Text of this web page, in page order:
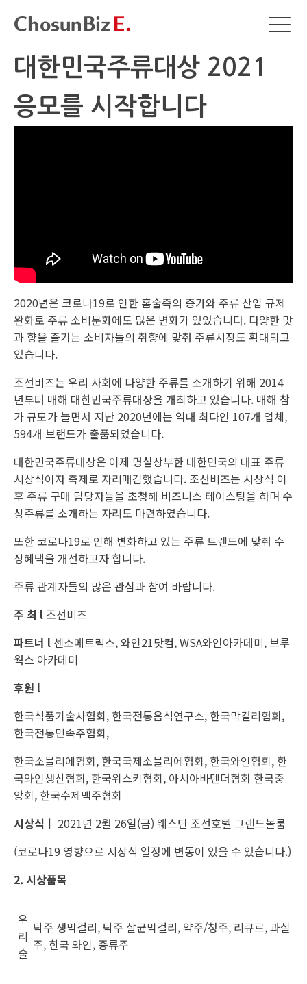
대한민국주류대상 2021
응모를 시작합니다
2020년은 코로나19로 인한 홈술족의 증가와 주류 산업 규제
완화로 주류 소비문화에도 많은 변화가 있었습니다. 다양한 맛
과 향을 즐기는 소비자들의 취향에 맞춰 주류시장도 확대되고
있습니다.
조선비즈는 우리 사회에 다양한 주류를 소개하기 위해 2014
년부터 매해 대한민국주류대상을 개최하고 있습니다. 매해 참
가 규모가 늘면서 지난 2020년에는 역대 최다인 107개 업체,
594개 브랜드가 출품되었습니다.
대한민국주류대상은 이제 명실상부한 대한민국의 대표 주류
시상식이자 축제로 자리매김했습니다. 조선비즈는 시상식 이
후 주류 구매 담당자들을 초청해 비즈니스 테이스팅을 하며 수
상주류를 소개하는 자리도 마련하였습니다.
또한 코로나19로 인해 변화하고 있는 주류 트렌드에 맞춰 수
상혜택을 개선하고자 합니다.
주류 관계자들의 많은 관심과 참여 바랍니다.
주 최 l 조선비즈
파트너 l 센소메트릭스, 와인21닷컴, WSA와인아카데미, 브루
웍스 아카데미
후원 l
한국식품기술사협회, 한국전통음식연구소, 한국막걸리협회,
한국전통민속주협회,
한국소믈리에협회, 한국국제소믈리에협회, 한국와인협회, 한
국와인생산협회, 한국위스키협회, 아시아바텐더협회 한국중
앙회, 한국수제맥주협회
시상식ㅣ 2021년 2월 26일(금) 웨스틴 조선호텔 그랜드볼룸
(코로나19 영향으로 시상식 일정에 변동이 있을 수 있습니다.)
2. 시상품목
우
리
술
탁주 생막걸리, 탁주 살균막걸리, 약주/청주, 리큐르, 과실
주, 한국 와인, 증류주